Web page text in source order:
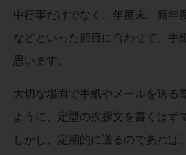
中行事だけでなく、年度末、新年
などといった節目に合わせて、手
思います。
大切な場面で手紙やメールを送る
ように、定型の挨拶文を書くはず
しかし、定期的に送るのであれば